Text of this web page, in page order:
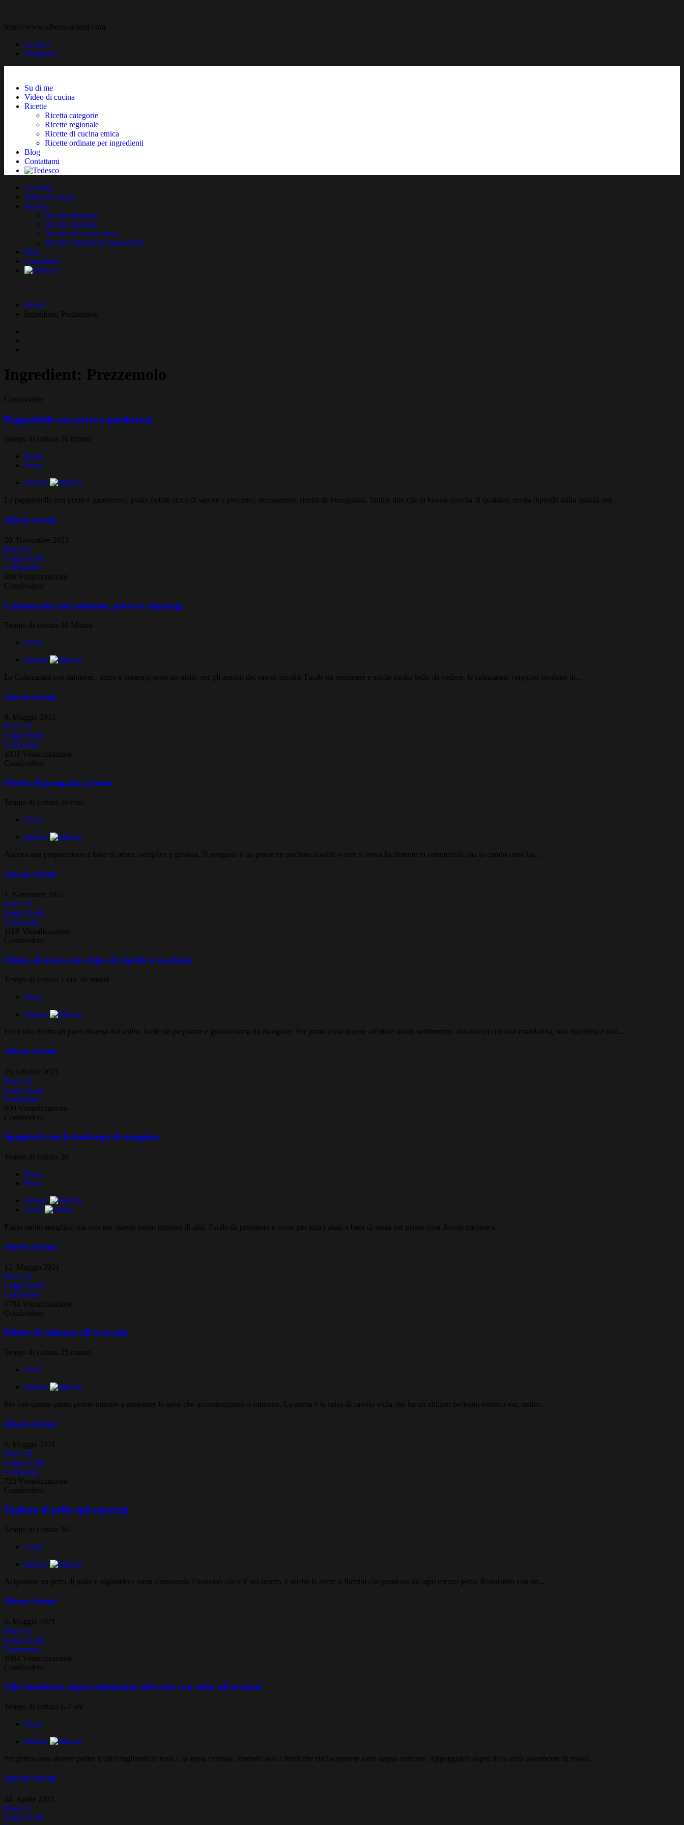
https://www.alberto-arienti.com
Accesso
Registrare
Su di me
Video di cucina
Ricette
Ricetta categorie
Ricette regionale
Ricette di cucina etnica
Ricette ordinate per ingredienti
Blog
Contattami
Su di me
Video di cucina
Ricette
Ricetta categorie
Ricette regionale
Ricette di cucina etnica
Ricette ordinate per ingredienti
Blog
Contattami
Home
Ingredient:
Prezzemolo
Ingredient: Prezzemolo
Condividere
Pappardelle con porro e gamberoni
Tempo di cottura 20 minuti
Pasta
Pesce
Italiana
Le pappardelle con porro e gamberoni, piatto nobile ricco di sapore e profumo, decisamente ricetta da buongustai. Inutile dire che la buona riuscita di qualsiasi ricetta dipende dalla qualità dei...
Alberto Arienti
20. Novembre 2023
Piace 21
Leggi di più
Commento
408 Visualizzazioni
Condividere
Calamarata con salmone, porro e asparagi
Tempo di cottura 30 Minuti
Pasta
Italiana
Le Calamarata con salmone, porro e asparagi sono un piatto per gli amanti dei sapori insoliti. Facile da preparare e anche molto bello da vedere, le calamarate vengono prodotte in...
Alberto Arienti
9. Maggio 2022
Piace 24
Leggi di più
Commento
1031 Visualizzazioni
Condividere
Filetto di pangasio al timo
Tempo di cottura 30 min.
Pesce
Italiana
Ancora una preparazione a base di pesce, semplice e gustosa. Il pangasio è un pesce un pochino insolito e non si trova facilmente in commercio, ma in cambio non ha...
Alberto Arienti
1. Novembre 2021
Piace 20
Leggi di più
Commento
1108 Visualizzazioni
Condividere
Filetto di orata con chips di cipolle e zucchine
Tempo di cottura 1 ora 30 minuti
Pesce
Italiana
Ecco una ricetta un poco diversa dal solito, facile da preparare e gustosissima da mangiare. Per prima cosa dovete affettare molto sottilmente, aiutandovi con una mandolina, una zucchina e una...
Alberto Arienti
29. Ottobre 2021
Piace 18
Leggi di più
Commento
609 Visualizzazioni
Condividere
Spaghetti con la bottarga di muggine
Tempo di cottura 20
Pasta
Pesce
Italiana
Sarda
Piatto molto semplice, ma non per questo meno gustoso di altri. Facile da preparare e come per tutti i piatti a base di pasta per prima cosa dovete mettere a...
Alberto Arienti
12. Maggio 2021
Piace 14
Leggi di più
Commento
1784 Visualizzazioni
Condividere
Filetto di salmone all’avocado
Tempo di cottura 25 minuti
Pesce
Italiana
Per fare questo piatto potete iniziare a preparare le salse che accompagnano il salmone. La prima è la salsa di cavolo viola che ha un utilizzo perlopiù estetico ma, molto...
Alberto Arienti
6. Maggio 2021
Piace 18
Leggi di più
Commento
723 Visualizzazioni
Condividere
Tagliata di pollo agli asparagi
Tempo di cottura 30
Carni
Italiana
Acquistate un petto di pollo e tagliatelo a metà eliminando l’ossicino che c’è nel centro, e anche le alette o filettini che pendono da ogni mezzo petto. Rosolatelo con un...
Alberto Arienti
6. Maggio 2021
Piace 12
Leggi di più
Commento
1064 Visualizzazioni
Condividere
Alici marinate, sopra melanzane all’aceto con salsa all’arancio
Tempo di cottura 6-7 ore
Pesce
Italiana
Per prima cosa dovete pulire le alici togliendo la testa e la spina centrale, tenendo solo i filetti che risciacquerete sotto acqua corrente. Appoggiateli sopra della carta assorbente in modo...
Alberto Arienti
24. Aprile 2021
Piace 11
Leggi di più